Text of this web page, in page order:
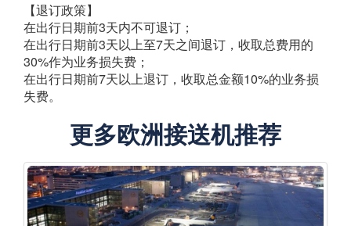
【退订政策】
在出行日期前3天内不可退订；
在出行日期前3天以上至7天之间退订，收取总费用的
30%作为业务损失费；
在出行日期前7天以上退订，收取总金额10%的业务损
失费。
更多欧洲接送机推荐